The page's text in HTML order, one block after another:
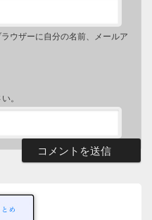
ウザーに自分の名前、メールア
。